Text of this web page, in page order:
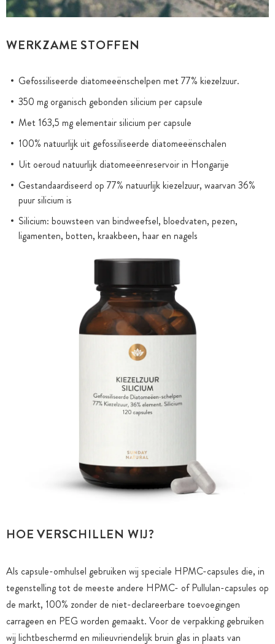
WERKZAME STOFFEN
Gefossiliseerde diatomeeënschelpen met 77% kiezelzuur.
350 mg organisch gebonden silicium per capsule
Met 163,5 mg elementair silicium per capsule
100% natuurlijk uit gefossiliseerde diatomeeënschalen
Uit oeroud natuurlijk diatomeeënreservoir in Hongarije
Gestandaardiseerd op 77% natuurlijk kiezelzuur, waarvan 36%
puur silicium is
Silicium: bouwsteen van bindweefsel, bloedvaten, pezen,
ligamenten, botten, kraakbeen, haar en nagels
HOE VERSCHILLEN WIJ?
Als capsule-omhulsel gebruiken wij speciale HPMC-capsules die, in
tegenstelling tot de meeste andere HPMC- of Pullulan-capsules op
de markt, 100% zonder de niet-declareerbare toevoegingen
carrageen en PEG worden gemaakt. Voor de verpakking gebruiken
wij lichtbeschermd en milieuvriendelijk bruin glas in plaats van